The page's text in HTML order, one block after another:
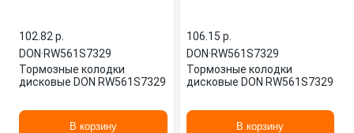
102.82 p.
DON·RW561S7329
Тормозные колодки
дисковые DON RW561S7329
В корзину
106.15 p.
DON·RW561S7329
Тормозные колодки
дисковые DON RW561S7329
В корзину